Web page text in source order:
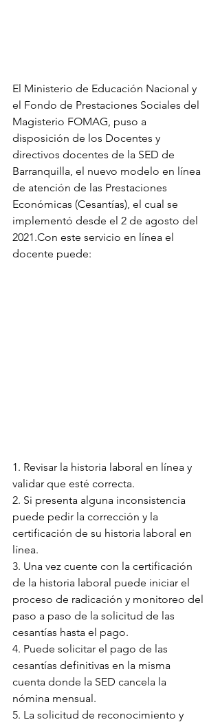
El Ministerio de Educación Nacional y
el Fondo de Prestaciones Sociales del
Magisterio FOMAG, puso a
disposición de los Docentes y
directivos docentes de la SED de
Barranquilla, el nuevo modelo en línea
de atención de las Prestaciones
Económicas (Cesantías), el cual se
implementó desde el 2 de agosto del
2021.Con este servicio en línea el
docente puede:
1. Revisar la historia laboral en línea y
validar que esté correcta.
2. Si presenta alguna inconsistencia
puede pedir la corrección y la
certificación de su historia laboral en
línea.
3. Una vez cuente con la certificación
de la historia laboral puede iniciar el
proceso de radicación y monitoreo del
paso a paso de la solicitud de las
cesantías hasta el pago.
4. Puede solicitar el pago de las
cesantías definitivas en la misma
cuenta donde la SED cancela la
nómina mensual.
5. La solicitud de reconocimiento y